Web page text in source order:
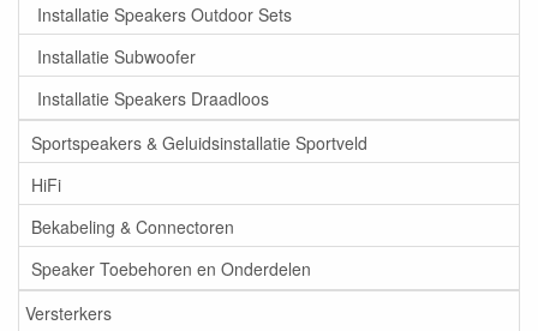
Installatie Speakers Outdoor Sets
Installatie Subwoofer
Installatie Speakers Draadloos
Sportspeakers & Geluidsinstallatie Sportveld
HiFi
Bekabeling & Connectoren
Speaker Toebehoren en Onderdelen
Versterkers